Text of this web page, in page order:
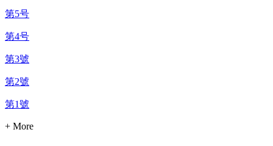
第5号
第4号
第3號
第2號
第1號
+ More